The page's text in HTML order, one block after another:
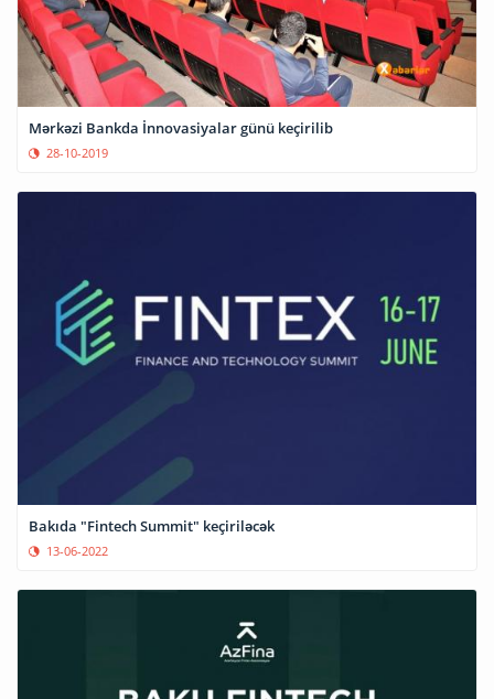
Mərkəzi Bankda İnnovasiyalar günü keçirilib
28-10-2019
Bakıda "Fintech Summit" keçiriləcək
13-06-2022